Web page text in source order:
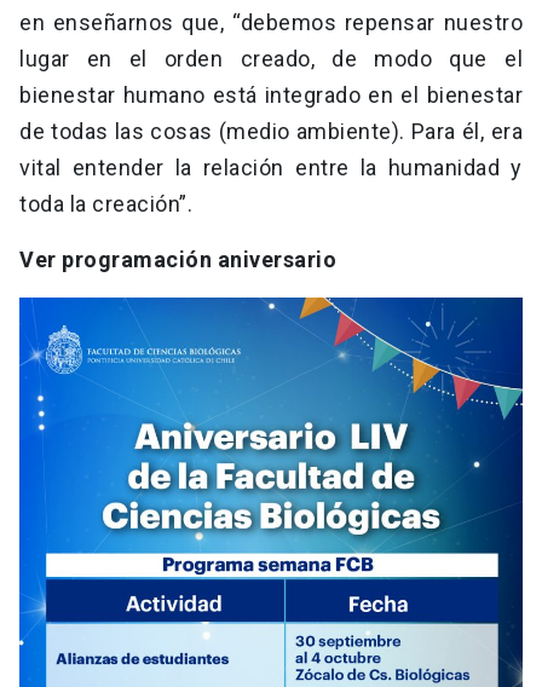
en enseñarnos que, “debemos repensar nuestro
lugar en el orden creado, de modo que el
bienestar humano está integrado en el bienestar
de todas las cosas (medio ambiente). Para él, era
vital entender la relación entre la humanidad y
toda la creación”.
Ver programación aniversario